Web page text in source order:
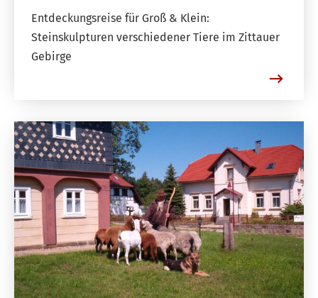
Entdeckungsreise für Groß & Klein:
Steinskulpturen verschiedener Tiere im Zittauer
Gebirge